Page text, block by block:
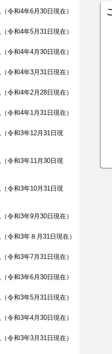
令和4年6月30日現在）
令和4年5月31日現在）
令和4年4月30日現在）
令和4年3月31日現在）
令和4年2月28日現在）
令和4年1月31日現在）
令和3年12月31日現
令和3年11月30日現
令和3年10月31日現
令和3年9月30日現在）
令和3年８月31日現在）
令和3年7月31日現在）
令和3年6月30日現在）
令和3年5月31日現在）
令和3年4月30日現在）
令和3年3月31日現在）